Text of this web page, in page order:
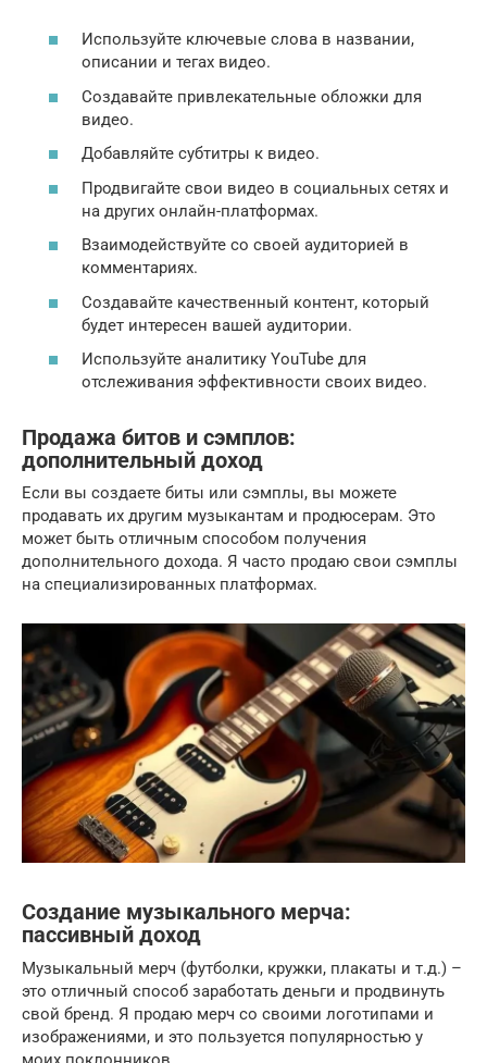
Используйте ключевые слова в названии,
описании и тегах видео.
Создавайте привлекательные обложки для
видео.
Добавляйте субтитры к видео.
Продвигайте свои видео в социальных сетях и
на других онлайн-платформах.
Взаимодействуйте со своей аудиторией в
комментариях.
Создавайте качественный контент, который
будет интересен вашей аудитории.
Используйте аналитику YouTube для
отслеживания эффективности своих видео.
Продажа битов и сэмплов:
дополнительный доход
Если вы создаете биты или сэмплы, вы можете
продавать их другим музыкантам и продюсерам. Это
может быть отличным способом получения
дополнительного дохода. Я часто продаю свои сэмплы
на специализированных платформах.
Создание музыкального мерча:
пассивный доход
Музыкальный мерч (футболки, кружки, плакаты и т.д.) –
это отличный способ заработать деньги и продвинуть
свой бренд. Я продаю мерч со своими логотипами и
изображениями, и это пользуется популярностью у